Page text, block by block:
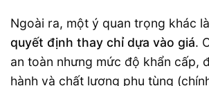
Ngoài ra, một ý quan trọng khác là
quyết định thay chỉ dựa vào giá.
an toàn nhưng mức độ khẩn cấp,
hành và chất lượng phụ tùng